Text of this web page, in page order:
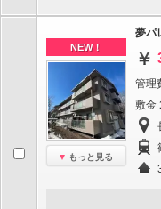
NEW！
もっと見る
夢パ
管理
敷金